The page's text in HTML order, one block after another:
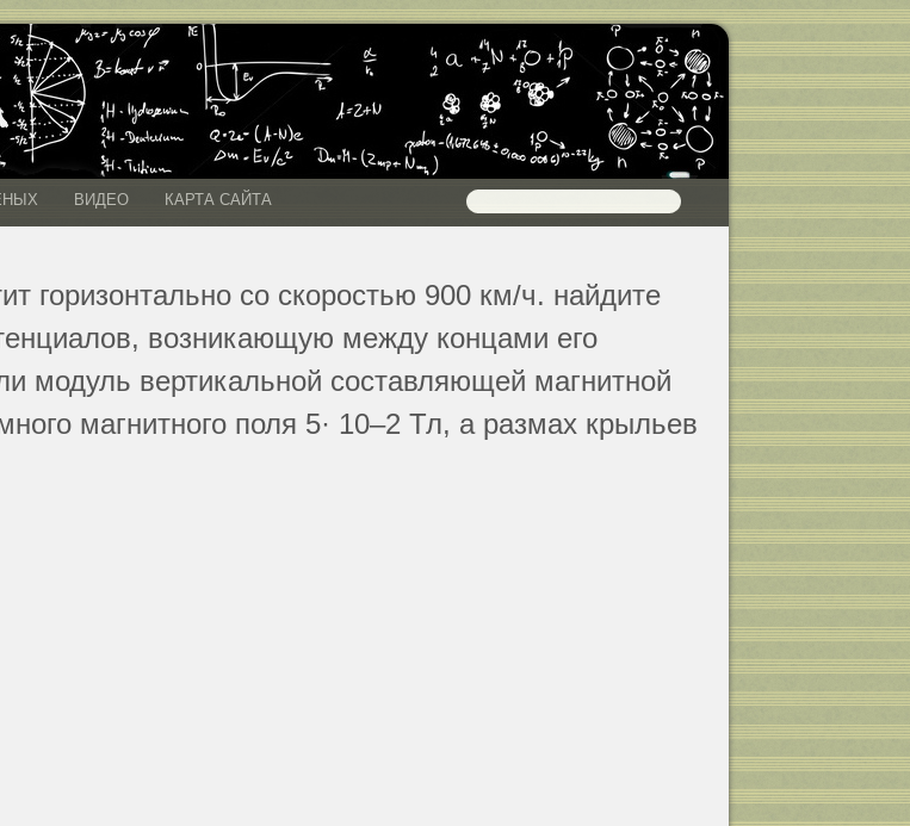
ВИДЕО КАРТА САЙТА
горизонтально со скоростью 900 км/ч. найдите
возникающую между концами его
модуль вертикальной составляющей магнитной
магнитного поля 5· 10–2 Тл, а размах крыльев